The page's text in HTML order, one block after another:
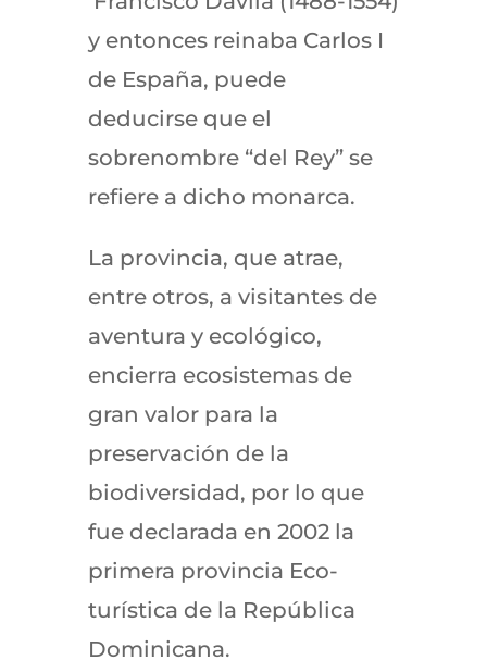
y entonces reinaba Carlos I
de España, puede
deducirse que el
sobrenombre “del Rey” se
refiere a dicho monarca.
La provincia, que atrae,
entre otros, a visitantes de
aventura y ecológico,
encierra ecosistemas de
gran valor para la
preservación de la
biodiversidad, por lo que
fue declarada en 2002 la
primera provincia Eco-
turística de la República
Dominicana.